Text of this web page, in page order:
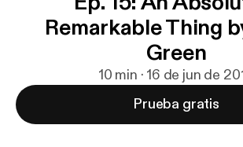
Remarkable Thing
Green
10 min · 16 de jun de
Prueba gratis